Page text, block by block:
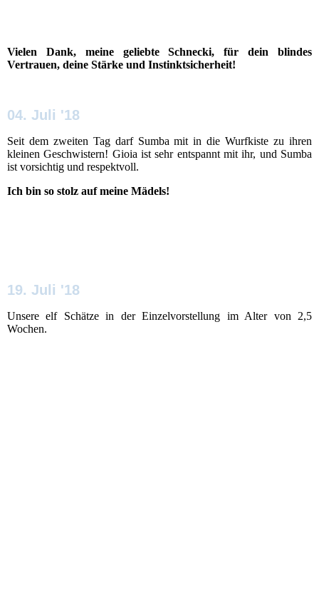
Vielen Dank, meine geliebte Schnecki, für dein blindes
Vertrauen, deine Stärke und Instinktsicherheit!
04. Juli '18
Seit dem zweiten Tag darf Sumba mit in die Wurfkiste zu ihren
kleinen Geschwistern! Gioia ist sehr entspannt mit ihr, und Sumba
ist vorsichtig und respektvoll.
Ich bin so stolz auf meine Mädels!
19. Juli '18
Unsere elf Schätze in der Einzelvorstellung im Alter von 2,5
Wochen.